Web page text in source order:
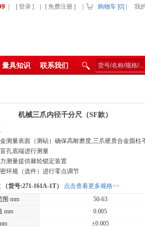
量具知识 联系我们
我
购物车 [0]
[ 登录 ] [ 免费注册 ]
机械三爪内径千分尺（SF款）
测量表面（测砧）确保高耐磨度,三爪硬质合金圆柱
孔底端进行测量
测量提供棘轮锁定装置
环规（选件）进行零点调节
（货号:271-161A-1T） 点击查看更多规格>>
围 mm
50-63
mm
0.005
±0.005